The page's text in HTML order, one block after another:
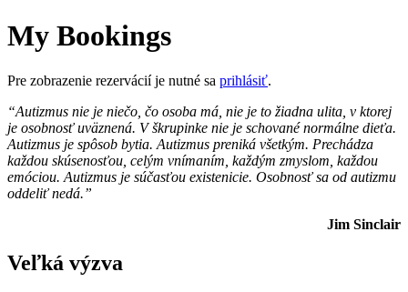
My Bookings
Pre zobrazenie rezervácií je nutné sa prihlásiť.
“Autizmus nie je niečo, čo osoba má, nie je to žiadna ulita, v ktorej
je osobnosť uväznená. V škrupinke nie je schované normálne dieťa.
Autizmus je spôsob bytia. Autizmus preniká všetkým. Prechádza
každou skúsenosťou, celým vnímaním, každým zmyslom, každou
emóciou. Autizmus je súčasťou existenicie. Osobnosť sa od autizmu
oddeliť nedá.”
Jim Sinclair
Veľká výzva